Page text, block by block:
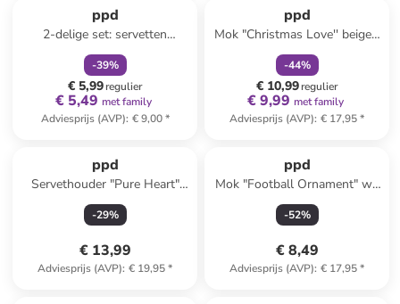
ppd
2-delige set: servetten
"Christmas Letters"
zwart/goudkleurig - 2x 20
stuks
-39%
€ 5,99regulier
€ 5,49 met family
Adviesprijs (AVP): € 9,00*
ppd
Mok "Christmas Love'' beige -
400 ml
-44%
€ 10,99regulier
€ 9,99 met family
Adviesprijs (AVP): € 17,95*
ppd
Servethouder "Pure Heart"
lichtbruin - (L)16,5 x (B)12 cm
-29%
€ 13,99
Adviesprijs (AVP): € 19,95*
ppd
Mok "Football Ornament" wit
- 350 ml
-52%
€ 8,49
Adviesprijs (AVP): € 17,95*